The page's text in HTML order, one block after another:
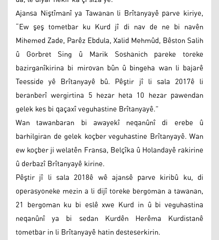
Ajansa Niştîmanî ya Tawanan li Brîtanyayê parve kiriye,
“Ew şeş tometbar ku Kurd jî di nav de ne bi navên
Mihemed Zade, Parêz Ebdula, Xalid Mehmûd, Bêston Salih
û Gorbret Sing û Marik Soshanich pareke toreke
bazirganîkirina bi mirovan bûn û bingeha wan li bajarê
Teesside yê Brîtanyayê bû. Pêştir jî li sala 2017ê li
beranberî wergirtina 5 hezar heta 10 hezar pawendan
gelek kes bi qaçaxî veguhastine Brîtanyayê.”
Wan tawanbaran bi awayekî neqanûnî di erebe û
barhilgiran de gelek koçber veguhastine Brîtanyayê. Wan
ew koçber ji welatên Fransa, Belçîka û Holandayê rakirine
û derbazî Brîtanyayê kirine.
Pêştir jî li sala 2018ê wê ajansê parve kiribû ku, di
operasyoneke mezin a li dijî toreke bergoman a tawanan,
21 bergoman ku bi eslê xwe Kurd in û bi veguhastina
neqanûnî ya bi sedan Kurdên Herêma Kurdistanê
tometbar in li Brîtanyayê hatin desteserkirin.